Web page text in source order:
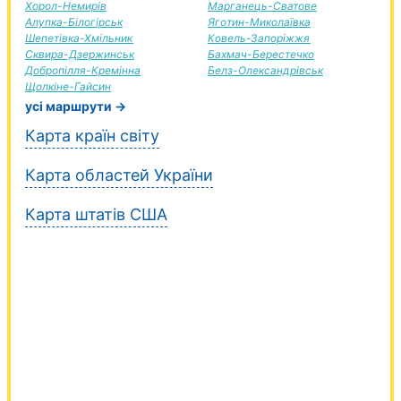
Хорол-Немирів
Алупка-Білогірськ
Шепетівка-Хмільник
Сквира-Дзержинськ
Добропілля-Кремінна
Щолкіне-Гайсин
Марганець-Сватове
Яготин-Миколаївка
Ковель-Запоріжжя
Бахмач-Берестечко
Белз-Олександрівськ
усі маршрути →
Карта країн світу
Карта областей України
Карта штатів США